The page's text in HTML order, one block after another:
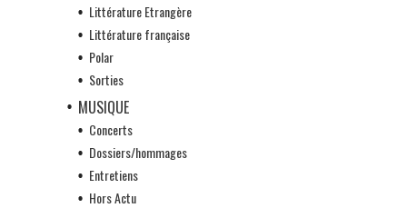
Littérature Etrangère
Littérature française
Polar
Sorties
MUSIQUE
Concerts
Dossiers/hommages
Entretiens
Hors Actu